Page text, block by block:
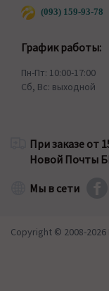
(093) 159-93-78
График работы:
Пн-Пт: 10:00-17:00
Сб, Вс: выходной
При заказе от
Новой Почты
Мы в сети
Copyright © 2008-